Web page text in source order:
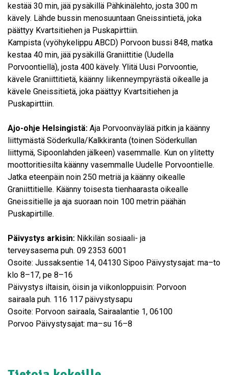
kestää 30 min, jää pysäkillä Pähkinälehto, josta 300 m
kävely. Lähde bussin menosuuntaan Gneissintietä, joka
päättyy Kvartsitiehen ja Puskapirttiin.
Kampista (vyöhykelippu ABCD) Porvoon bussi 848, matka
kestaa 40 min, jää pysäkillä Graniittitie (Uudella
Porvoontiellä), josta 400 kävely. Ylitä Uusi Porvoontie,
kävele Graniittitietä, käänny liikenneympyrästä oikealle ja
kävele Gneissitietä, joka päättyy Kvartsitiehen ja
Puskapirttiin.
Ajo-ohje Helsingistä: Aja Porvoonväylää pitkin ja käänny
liittymästä Söderkulla/Kalkkiranta (toinen Söderkullan
liittymä, Sipoonlahden jälkeen) vasemmalle. Kun on ylitetty
moottoritiesilta käänny vasemmalle Uudelle Porvoontielle.
Jatka eteenpäin noin 250 metriä ja käänny oikealle
Graniittitielle. Käänny toisesta tienhaarasta oikealle
Gneissitielle ja aja suoraan noin 100 metrin päähän
Puskapirtille.
Päivystys arkisin: Nikkilän sosiaali- ja
terveysasema puh. 09 2353 6001
Osoite: Jussaksentie 14, 04130 Sipoo Päivystysajat: ma–to
klo 8–17, pe 8–16
Päivystys iltaisin, öisin ja viikonloppuisin: Porvoon
sairaala puh. 116 117 päivystysapu
Osoite: Porvoon sairaala, Sairaalantie 1, 06100
Porvoo Päivystysajat: ma–su 16–8